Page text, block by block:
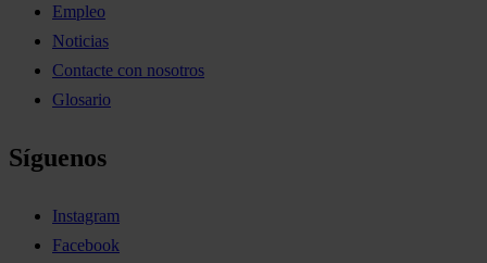
Empleo
Noticias
Contacte con nosotros
Glosario
Síguenos
Instagram
Facebook